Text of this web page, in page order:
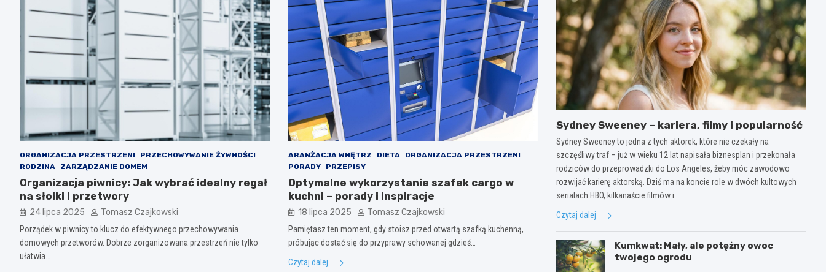
ORGANIZACJA PRZESTRZENI
PRZECHOWYWANIE ŻYWNOŚCI
RODZINA
ZARZĄDZANIE DOMEM
Organizacja piwnicy: Jak wybrać idealny regał
na słoiki i przetwory
24 lipca 2025 Tomasz Czajkowski
Porządek w piwnicy to klucz do efektywnego przechowywania
domowych przetworów. Dobrze zorganizowana przestrzeń nie tylko
ułatwia…
ARANŻACJA WNĘTRZ DIETA
ORGANIZACJA PRZESTRZENI
PORADY
PRZEPISY
Optymalne wykorzystanie szafek cargo w
kuchni – porady i inspiracje
18 lipca 2025 Tomasz Czajkowski
Pamiętasz ten moment, gdy stoisz przed otwartą szafką kuchenną,
próbując dostać się do przyprawy schowanej gdzieś…
Czytaj dalej
Sydney Sweeney – kariera, filmy i popularność
Sydney Sweeney to jedna z tych aktorek, które nie czekały na
szczęśliwy traf – już w wieku 12 lat napisała biznesplan i przekonała
rodziców do przeprowadzki do Los Angeles, żeby móc zawodowo
rozwijać karierę aktorską. Dziś ma na koncie role w dwóch kultowych
serialach HBO, kilkanaście filmów i…
Czytaj dalej
Kumkwat: Mały, ale potężny owoc
twojego ogrodu